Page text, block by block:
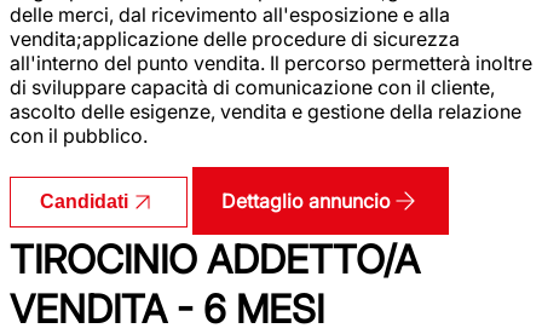
delle merci, dal ricevimento all'esposizione e alla
vendita;applicazione delle procedure di sicurezza
all'interno del punto vendita. Il percorso permetterà inoltre
di sviluppare capacità di comunicazione con il cliente,
ascolto delle esigenze, vendita e gestione della relazione
con il pubblico.
Candidati Dettaglio annuncio
TIROCINIO ADDETTO/A
VENDITA - 6 MESI